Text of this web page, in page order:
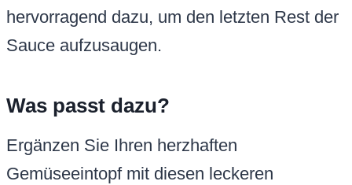
hervorragend dazu, um den letzten Rest der
Sauce aufzusaugen.
Was passt dazu?
Ergänzen Sie Ihren herzhaften
Gemüseeintopf mit diesen leckeren